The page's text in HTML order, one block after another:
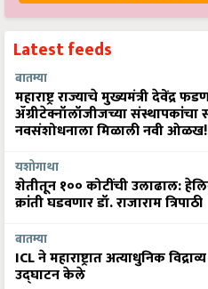
Latest feeds
बातम्या
महाराष्ट्र राज्याचे मुख्यमंत्री देवेंद्र
ॲग्रीटेक्नॉलॉजीजच्या संस्थापकांचा
नवसंशोधनाला मिळाली नवी ओळख!
यशोगाथा
शेतीतून १०० कोटींची उलाढाल:
क्रांती घडवणार डॉ. राजाराम त्रिपाठी
बातम्या
ICL ने महाराष्ट्रात अत्याधुनिक
उद्घाटन केले